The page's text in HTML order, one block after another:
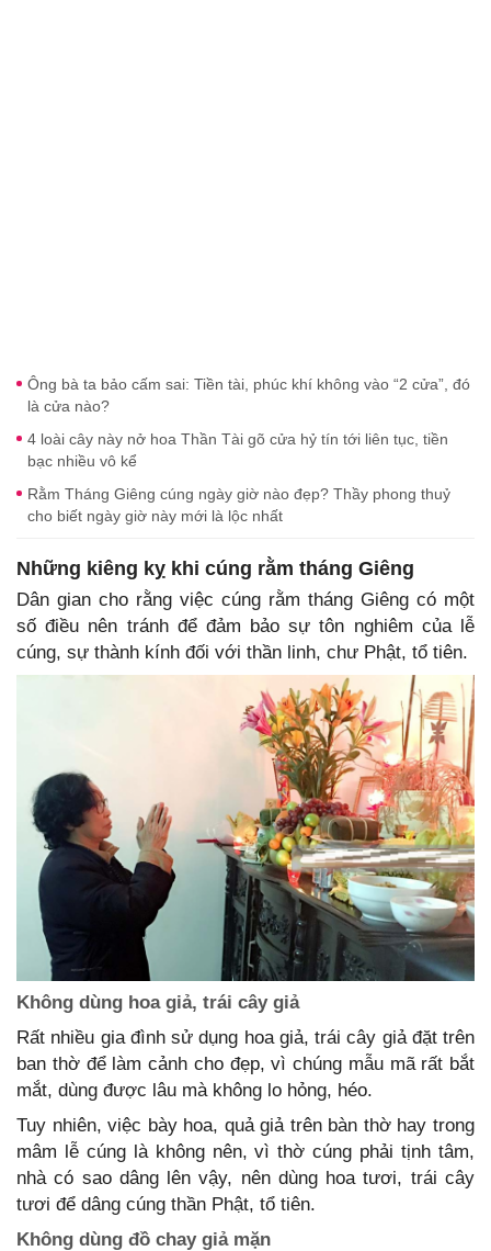
Ông bà ta bảo cấm sai: Tiền tài, phúc khí không vào “2 cửa”, đó
là cửa nào?
4 loài cây này nở hoa Thần Tài gõ cửa hỷ tín tới liên tục, tiền
bạc nhiều vô kể
Rằm Tháng Giêng cúng ngày giờ nào đẹp? Thầy phong thuỷ
cho biết ngày giờ này mới là lộc nhất
Những kiêng kỵ khi cúng rằm tháng Giêng
Dân gian cho rằng việc cúng rằm tháng Giêng có một
số điều nên tránh để đảm bảo sự tôn nghiêm của lễ
cúng, sự thành kính đối với thần linh, chư Phật, tổ tiên.
Không dùng hoa giả, trái cây giả
Rất nhiều gia đình sử dụng hoa giả, trái cây giả đặt trên
ban thờ để làm cảnh cho đẹp, vì chúng mẫu mã rất bắt
mắt, dùng được lâu mà không lo hỏng, héo.
Tuy nhiên, việc bày hoa, quả giả trên bàn thờ hay trong
mâm lễ cúng là không nên, vì thờ cúng phải tịnh tâm,
nhà có sao dâng lên vậy, nên dùng hoa tươi, trái cây
tươi để dâng cúng thần Phật, tổ tiên.
Không dùng đồ chay giả mặn